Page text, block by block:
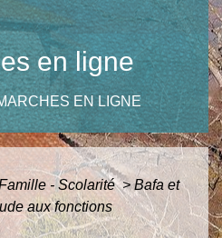
en ligne
EN LIGNE
- Scolarité> Bafa et
aux fonctions